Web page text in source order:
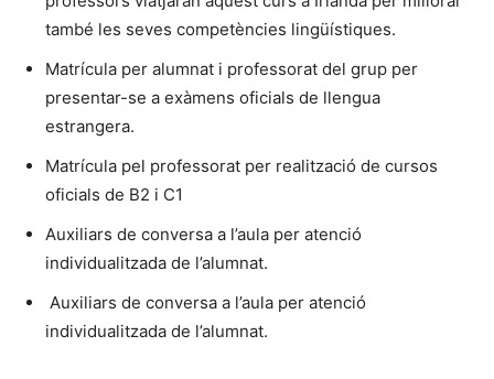
també les seves competències lingüístiques.
Matrícula per alumnat i professorat del grup per
presentar-se a exàmens oficials de llengua
estrangera.
Matrícula pel professorat per realització de cursos
oficials de B2 i C1
Auxiliars de conversa a l’aula per atenció
individualitzada de l’alumnat.
Auxiliars de conversa a l’aula per atenció
individualitzada de l’alumnat.